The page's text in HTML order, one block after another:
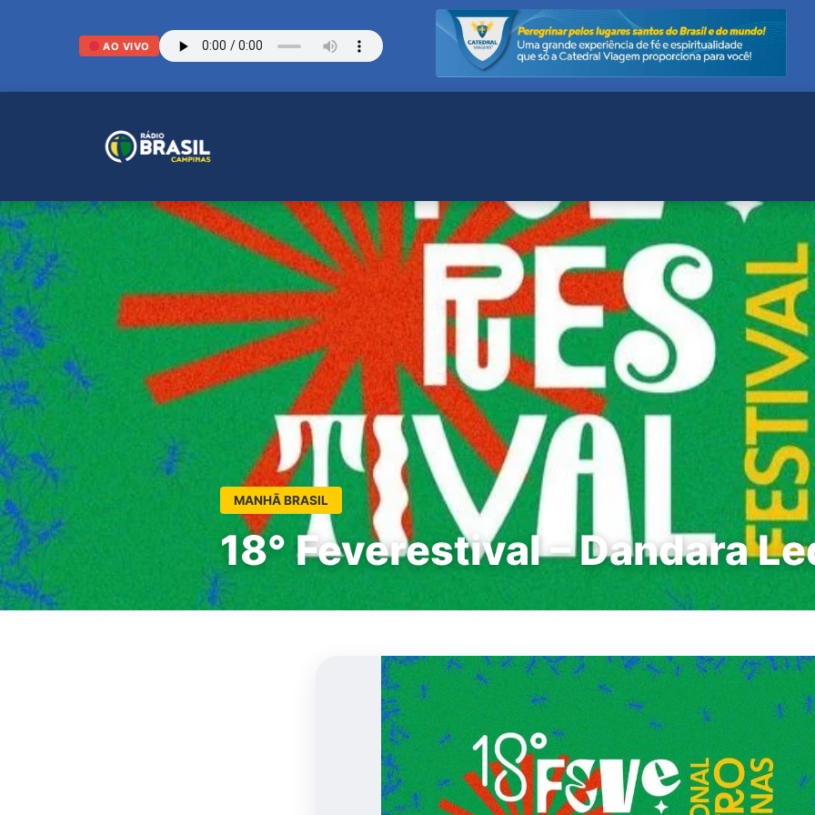
AO VIVO
MANHÃ BRASIL
18° Feverestival – Dandara